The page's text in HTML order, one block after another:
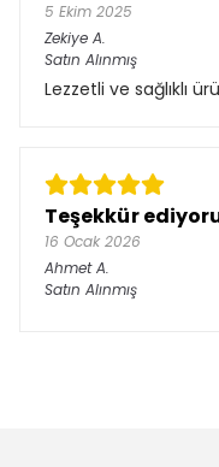
5 Ekim 2025
Zekiye A.
Satın Alınmış
Lezzetli ve sağlıklı
Teşekkür
16 Ocak 2026
Ahmet A.
Satın Alınmış